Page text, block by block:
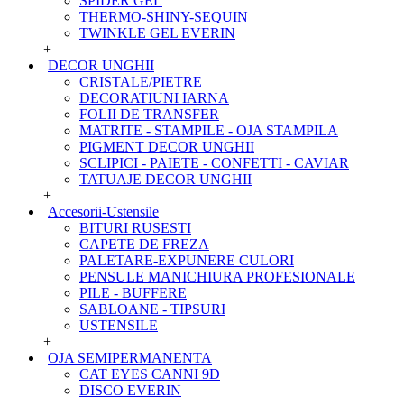
THERMO-SHINY-SEQUIN
TWINKLE GEL EVERIN
+
DECOR UNGHII
CRISTALE/PIETRE
DECORATIUNI IARNA
FOLII DE TRANSFER
MATRITE - STAMPILE - OJA STAMPILA
PIGMENT DECOR UNGHII
SCLIPICI - PAIETE - CONFETTI - CAVIAR
TATUAJE DECOR UNGHII
+
Accesorii-Ustensile
BITURI RUSESTI
CAPETE DE FREZA
PALETARE-EXPUNERE CULORI
PENSULE MANICHIURA PROFESIONALE
PILE - BUFFERE
SABLOANE - TIPSURI
USTENSILE
+
OJA SEMIPERMANENTA
CAT EYES CANNI 9D
DISCO EVERIN